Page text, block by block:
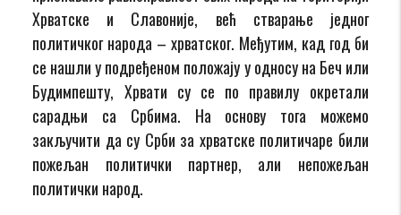
Хрватске и Славоније, већ стварање једног
политичког народа – хрватског. Међутим, кад год би
се нашли у подређеном положају у односу на Беч или
Будимпешту, Хрвати су се по правилу окретали
сарадњи са Србима. На основу тога можемо
закључити да су Срби за хрватске политичаре били
пожељан политички партнер, али непожељан
политички народ.